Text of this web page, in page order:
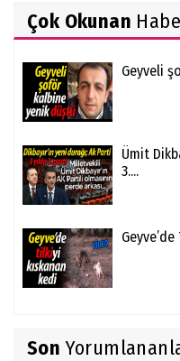
Çok Okunan
Geyveli
Ümit
3....
Son